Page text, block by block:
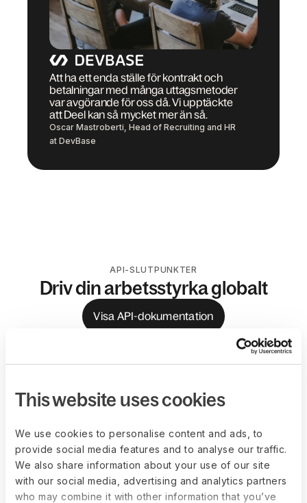
This website uses cookies
We use cookies to personalise content and ads, to
provide social media features and to analyse our traffic.
We also share information about your use of our site
with our social media, advertising and analytics partners
who may combine it with other information that you’ve
Att ha ett enda ställe för kontrakt och
betalningar med många uttagsmetoder
var avgörande för oss då. Vi upptäckte
att Deel kan så mycket mer än så.
Oscar Mastroberti, Head of Recruiting and HR
at DevBase
API-SLUTPUNKTER
Driv din arbetsstyrka globalt
Visa API-dokumentation
Record (EOR)
record‑arbetsflöden,
inklusive anställning,
Onboarding,
uppdateringar av
medarbetarlivscykeln och
Automatisera
konsulter,
kontraktshantering,
arbetsinlämningar
och löpande
uppdateringar av